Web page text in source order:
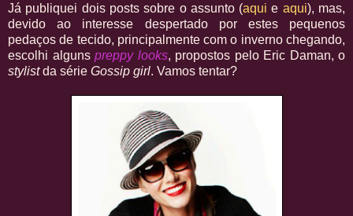
Já publiquei dois posts sobre o assunto (aqui e aqui), mas,
devido ao interesse despertado por estes pequenos
pedaços de tecido, principalmente com o inverno chegando,
escolhi alguns preppy looks, propostos pelo Eric Daman, o
stylistda série Gossip girl. Vamos tentar?